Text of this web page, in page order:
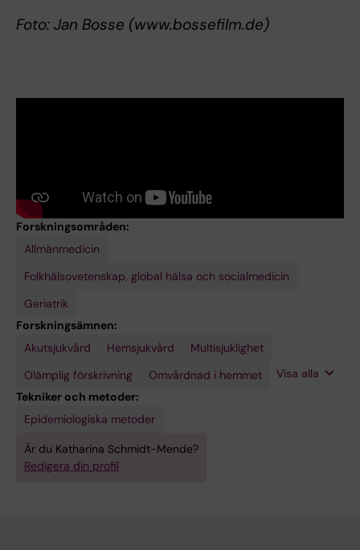
Foto: Jan Bosse (www.bossefilm.de)
Forskningsområden:
Allmänmedicin
Folkhälsovetenskap, global hälsa och socialmedicin
Geriatrik
Forskningsämnen:
Akutsjukvård
Hemsjukvård
Multisjuklighet
Olämplig förskrivning
Omvårdnad i hemmet
Primärvård
Äldre
Visa alla
Tekniker och metoder:
Epidemiologiska metoder
Är du Katharina Schmidt-Mende?
Redigera din profil